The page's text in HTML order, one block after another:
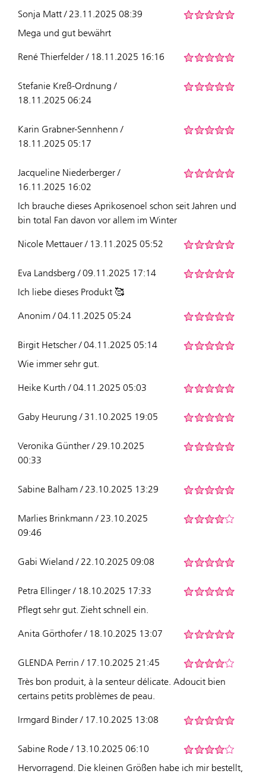
Sonja Matt / 23.11.2025 08:39
Mega und gut bewährt
René Thierfelder / 18.11.2025 16:16
Stefanie Kreß-Ordnung /
18.11.2025 06:24
Karin Grabner-Sennhenn /
18.11.2025 05:17
Jacqueline Niederberger /
16.11.2025 16:02
Ich brauche dieses Aprikosenoel schon seit Jahren und
bin total Fan davon vor allem im Winter
Nicole Mettauer / 13.11.2025 05:52
Eva Landsberg / 09.11.2025 17:14
Ich liebe dieses Produkt 🥰
Anonim / 04.11.2025 05:24
Birgit Hetscher / 04.11.2025 05:14
Wie immer sehr gut.
Heike Kurth / 04.11.2025 05:03
Gaby Heurung / 31.10.2025 19:05
Veronika Günther / 29.10.2025
00:33
Sabine Balham / 23.10.2025 13:29
Marlies Brinkmann / 23.10.2025
09:46
Gabi Wieland / 22.10.2025 09:08
Petra Ellinger / 18.10.2025 17:33
Pflegt sehr gut. Zieht schnell ein.
Anita Görthofer / 18.10.2025 13:07
GLENDA Perrin / 17.10.2025 21:45
Très bon produit, à la senteur délicate. Adoucit bien
certains petits problèmes de peau.
Irmgard Binder / 17.10.2025 13:08
Sabine Rode / 13.10.2025 06:10
Hervorragend. Die kleinen Größen habe ich mir bestellt,